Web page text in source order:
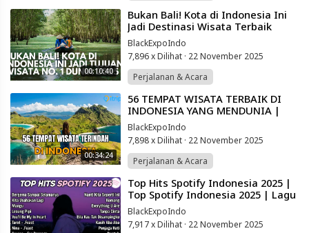
00:10:40
⁣Bukan Bali! Kota di Indonesia Ini
Jadi Destinasi Wisata Terbaik
Dunia Tahun 2025
BlackExpoIndo
7,896 x Dilihat · 22 November 2025
Perjalanan & Acara
00:34:24
⁣56 TEMPAT WISATA TERBAIK DI
INDONESIA YANG MENDUNIA |
WISATA INDONESIA PAING HITS
2025
BlackExpoIndo
7,898 x Dilihat · 22 November 2025
Perjalanan & Acara
⁣Top Hits Spotify Indonesia 2025 |
Top Spotify Indonesia 2025 | Lagu
Hits Spotify 2025 | Lagu Terbaru
BlackExpoIndo
7,917 x Dilihat · 22 November 2025